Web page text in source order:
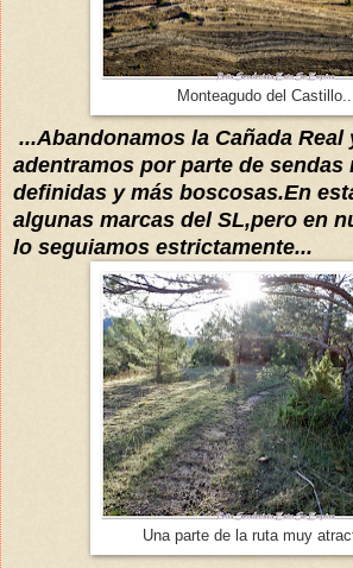
Monteagudo del Castillo...
...Abandonamos la Cañada Real
adentramos por parte de sendas
definidas y más boscosas.En
algunas marcas del SL,pero en
lo seguiamos estrictamente...
Una parte de la ruta muy